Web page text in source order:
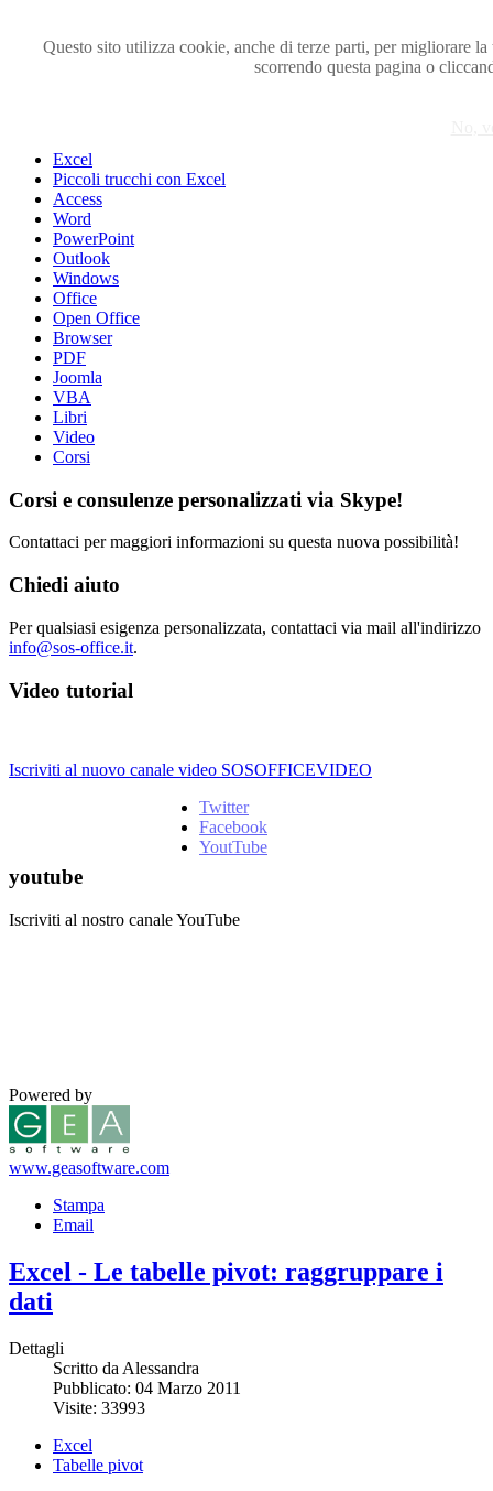
Questo sito utilizza cookie, anche di terze parti, per migliorare
scorrendo questa pagina o
Excel
Piccoli trucchi con Excel
Access
Word
PowerPoint
Outlook
Windows
Office
Open Office
Browser
PDF
Joomla
VBA
Libri
Video
Corsi
Corsi e consulenze personalizzati via Skype!
Contattaci per maggiori informazioni su questa nuova possibilità!
Chiedi aiuto
Per qualsiasi esigenza personalizzata, contattaci via mail all'indirizzo
info@sos-office.it.
Video tutorial
Iscriviti al nuovo canale video SOSOFFICEVIDEO
Twitter
Facebook
YoutTube
youtube
Iscriviti al nostro canale YouTube
Powered by
www.geasoftware.com
Stampa
Email
Excel - Le tabelle pivot: raggruppare i
dati
Dettagli
Scritto da Alessandra
Pubblicato: 04 Marzo 2011
Visite: 33993
Excel
Tabelle pivot